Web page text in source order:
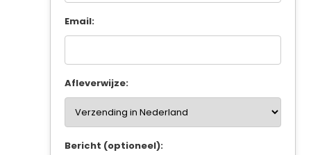
Email:
Afleverwijze:
Bericht (optioneel):